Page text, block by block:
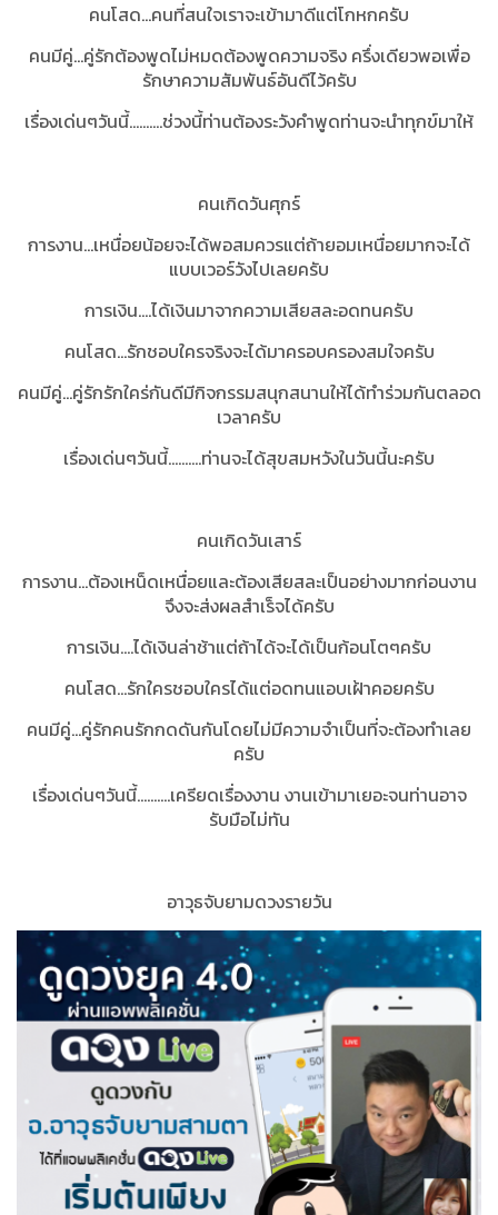
คนโสด...คนที่สนใจเราจะเข้ามาดีแต่โกหกครับ
คนมีคู่...คู่รักต้องพูดไม่หมดต้องพูดความจริง ครึ่งเดียวพอเพื่อ
รักษาความสัมพันธ์อันดีไว้ครับ
เรื่องเด่นๆวันนี้..........ช่วงนี้ท่านต้องระวังคำพูดท่านจะนำทุกข์มาให้
คนเกิดวันศุกร์
การงาน...เหนื่อยน้อยจะได้พอสมควรแต่ถ้ายอมเหนื่อยมากจะได้
แบบเวอร์วังไปเลยครับ
การเงิน....ได้เงินมาจากความเสียสละอดทนครับ
คนโสด...รักชอบใครจริงจะได้มาครอบครองสมใจครับ
คนมีคู่...คู่รักรักใคร่กันดีมีกิจกรรมสนุกสนานให้ได้ทำร่วมกันตลอด
เวลาครับ
เรื่องเด่นๆวันนี้..........ท่านจะได้สุขสมหวังในวันนี้นะครับ
คนเกิดวันเสาร์
การงาน...ต้องเหน็ดเหนื่อยและต้องเสียสละเป็นอย่างมากก่อนงาน
จึงจะส่งผลสำเร็จได้ครับ
การเงิน....ได้เงินล่าช้าแต่ถ้าได้จะได้เป็นก้อนโตๆครับ
คนโสด...รักใครชอบใครได้แต่อดทนแอบเฝ้าคอยครับ
คนมีคู่...คู่รักคนรักกดดันกันโดยไม่มีความจำเป็นที่จะต้องทำเลย
ครับ
เรื่องเด่นๆวันนี้..........เครียดเรื่องงาน งานเข้ามาเยอะจนท่านอาจ
รับมือไม่ทัน
อาวุธจับยามดวงรายวัน